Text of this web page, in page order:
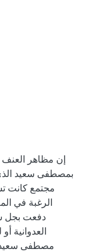
إن مظاهر
بمصطفى سعيد
مجتمع كانت
الرغبة في
دفعت بجل
العدوانية
مصطفى سعيد